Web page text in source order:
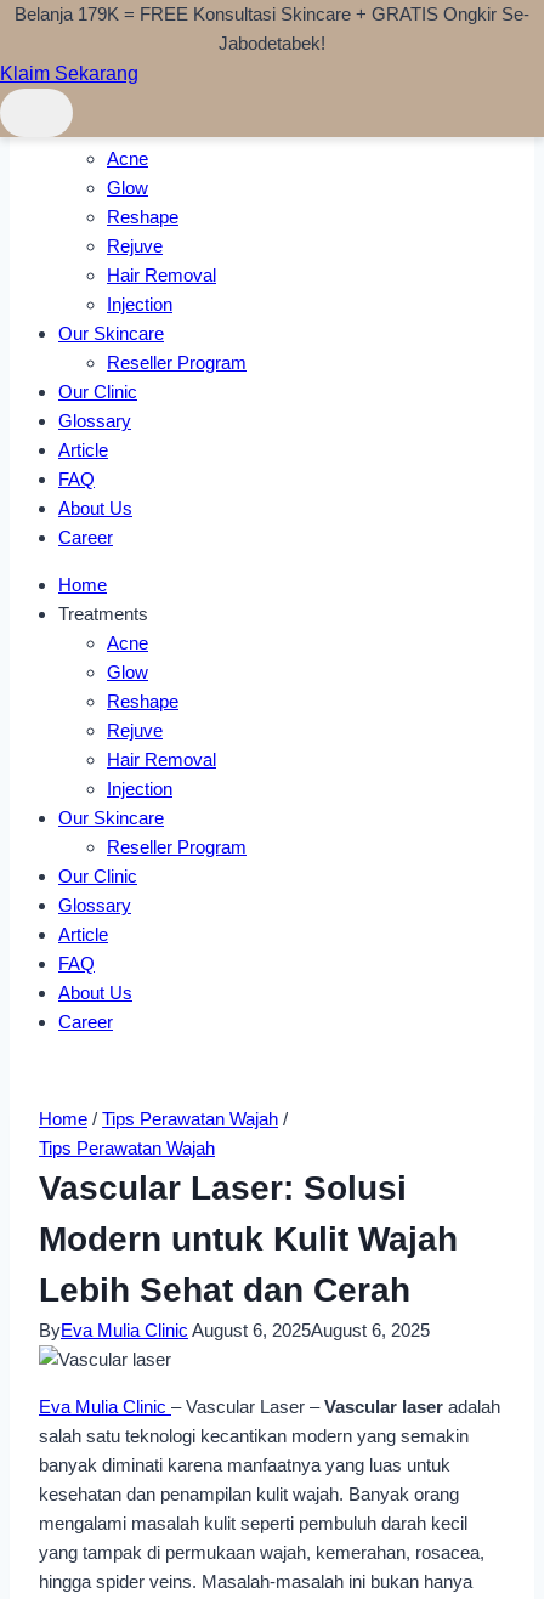
Skip to content
Home
Treatments
Acne
Glow
Reshape
Rejuve
Hair Removal
Injection
Our Skincare
Reseller Program
Our Clinic
Glossary
Article
FAQ
About Us
Career
Home
Treatments
Acne
Glow
Reshape
Rejuve
Hair Removal
Injection
Our Skincare
Reseller Program
Our Clinic
Glossary
Article
FAQ
About Us
Career
Home / Tips Perawatan Wajah /
Tips Perawatan Wajah
Vascular Laser: Solusi
Modern untuk Kulit Wajah
Lebih Sehat dan Cerah
ByEva Mulia Clinic August 6, 2025August 6, 2025
Eva Mulia Clinic – Vascular Laser –Vascular laser adalah
salah satu teknologi kecantikan modern yang semakin
banyak diminati karena manfaatnya yang luas untuk
kesehatan dan penampilan kulit wajah. Banyak orang
mengalami masalah kulit seperti pembuluh darah kecil
yang tampak di permukaan wajah, kemerahan, rosacea,
hingga spider veins. Masalah-masalah ini bukan hanya
Belanja 179K = FREE Konsultasi Skincare + GRATIS Ongkir Se-
Jabodetabek!
Klaim Sekarang